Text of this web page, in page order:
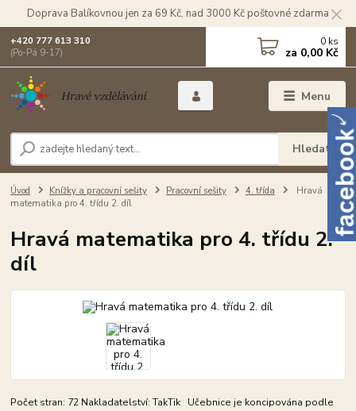
Doprava Balíkovnou jen za 69 Kč, nad 3000 Kč poštovné zdarma
Menu
Hledat
+420 777 613 310
(Po-Pá 9-17)
0 ks
za 0,00 Kč
Úvod Knížky a pracovní sešity Pracovní sešity 4. třída
Hravá
matematika pro 4. třídu 2. díl
Hravá matematika pro 4. třídu 2.
díl
Počet stran: 72 Nakladatelství: TakTik Učebnice je koncipována podle